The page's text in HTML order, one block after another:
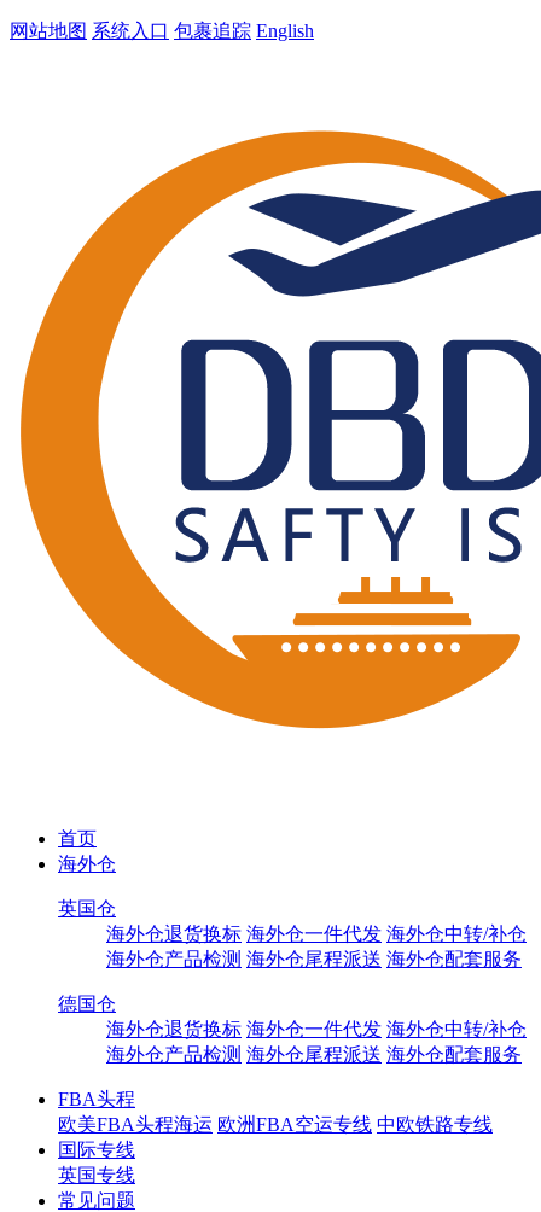
网站地图 系统入口 包裹追踪 English
首页
海外仓
英国仓
海外仓退货换标 海外仓一件代发 海外仓中转/补仓
海外仓产品检测 海外仓尾程派送 海外仓配套服务
德国仓
海外仓退货换标 海外仓一件代发 海外仓中转/补仓
海外仓产品检测 海外仓尾程派送 海外仓配套服务
FBA头程
欧美FBA头程海运 欧洲FBA空运专线 中欧铁路专线
国际专线
英国专线
常见问题